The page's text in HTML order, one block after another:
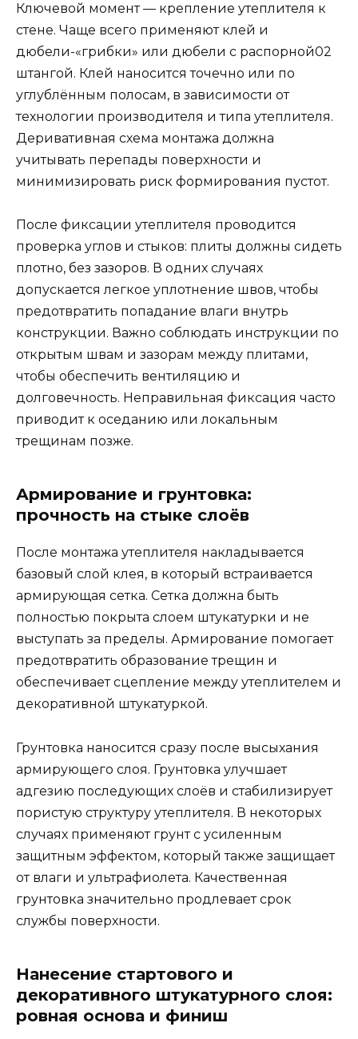
Ключевой момент — крепление утеплителя к
стене. Чаще всего применяют клей и
дюбели-«грибки» или дюбели с распорной02
штангой. Клей наносится точечно или по
углублённым полосам, в зависимости от
технологии производителя и типа утеплителя.
Деривативная схема монтажа должна
учитывать перепады поверхности и
минимизировать риск формирования пустот.
После фиксации утеплителя проводится
проверка углов и стыков: плиты должны сидеть
плотно, без зазоров. В одних случаях
допускается легкое уплотнение швов, чтобы
предотвратить попадание влаги внутрь
конструкции. Важно соблюдать инструкции по
открытым швам и зазорам между плитами,
чтобы обеспечить вентиляцию и
долговечность. Неправильная фиксация часто
приводит к оседанию или локальным
трещинам позже.
Армирование и грунтовка:
прочность на стыке слоёв
После монтажа утеплителя накладывается
базовый слой клея, в который встраивается
армирующая сетка. Сетка должна быть
полностью покрыта слоем штукатурки и не
выступать за пределы. Армирование помогает
предотвратить образование трещин и
обеспечивает сцепление между утеплителем и
декоративной штукатуркой.
Грунтовка наносится сразу после высыхания
армирующего слоя. Грунтовка улучшает
адгезию последующих слоёв и стабилизирует
пористую структуру утеплителя. В некоторых
случаях применяют грунт с усиленным
защитным эффектом, который также защищает
от влаги и ультрафиолета. Качественная
грунтовка значительно продлевает срок
службы поверхности.
Нанесение стартового и
декоративного штукатурного слоя:
ровная основа и финиш